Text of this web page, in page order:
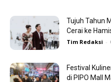
Tujuh Tahun
Cerai ke
Tim Redaksi -
Festival
di PIPO Mall